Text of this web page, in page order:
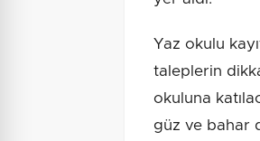
Yaz okulu
taleplerin
okuluna
güz ve bahar